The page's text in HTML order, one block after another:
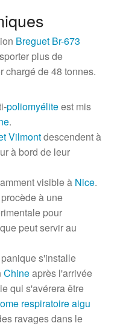
Breguet Br-673
plus de
chargé de48 tonnes.
poliomyéliteest mis
.
Vilmontdescendent à
à bord de leur
visible à Nice.
procède à une
pour
peut servir au
s'installe
Chineaprès l'arrivée
qui s'avérera être
respiratoire aigu
ravages dans le